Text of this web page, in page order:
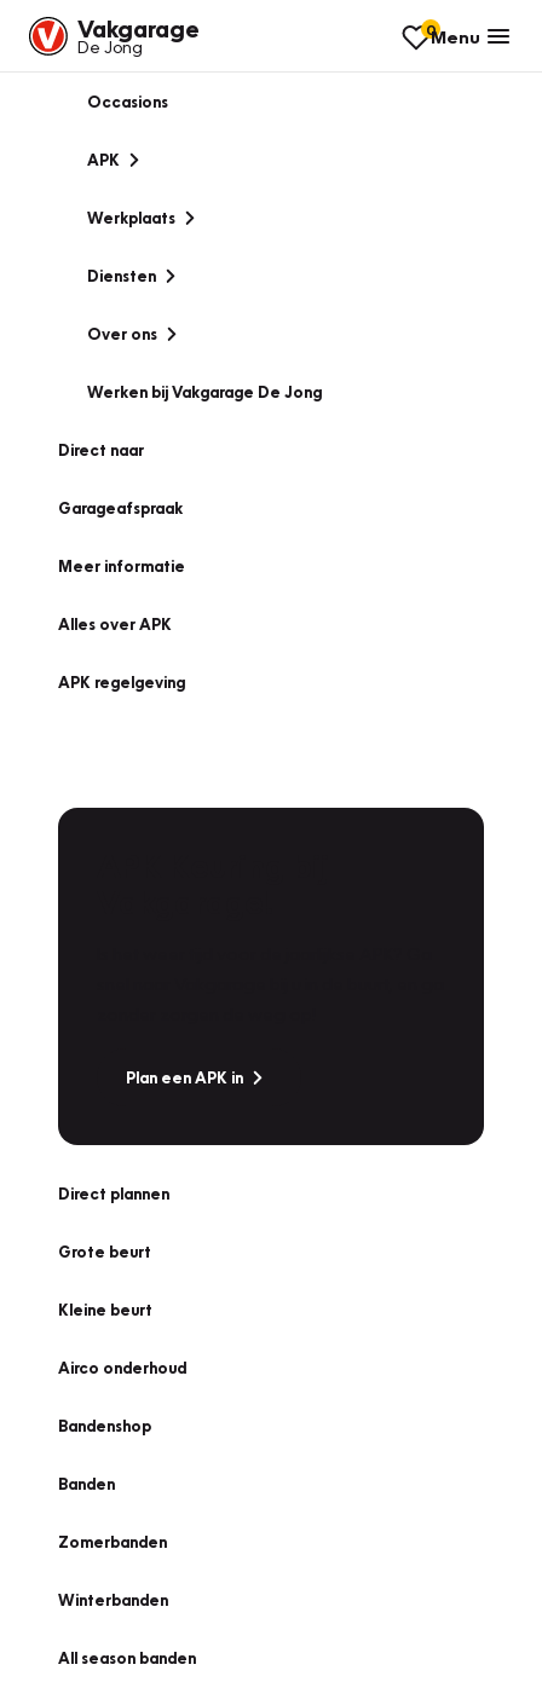
Vakgarage
De Jong
0Menu
Occasions
APK
Werkplaats
Diensten
Over ons
Werken bij Vakgarage De Jong
Direct naar
Garageafspraak
Meer informatie
Alles over APK
APK regelgeving
Plan een APK in
Direct plannen
Grote beurt
Kleine beurt
Airco onderhoud
Bandenshop
Banden
Zomerbanden
Winterbanden
All season banden